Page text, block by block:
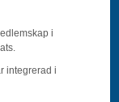
i
integrerad i